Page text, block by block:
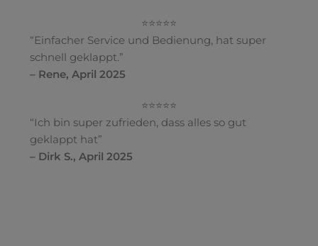
⭐⭐⭐⭐⭐
“Einfacher Service und Bedienung, hat super
schnell geklappt.”
– Rene, April 2025
⭐⭐⭐⭐⭐
“Ich bin super zufrieden, dass alles so gut
geklappt hat”
– Dirk S., April 2025